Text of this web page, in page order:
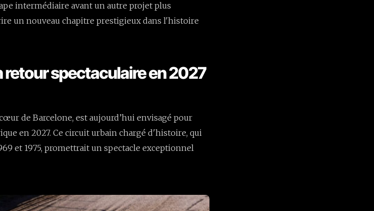
intermédiaire avant un autre projet plus
un nouveau chapitre prestigieux dans l'histoire
spectaculaire en 2027
de Barcelone, est aujourd’hui envisagé pour
en 2027. Ce circuit urbain chargé d'histoire, qui
et 1975, promettrait un spectacle exceptionnel